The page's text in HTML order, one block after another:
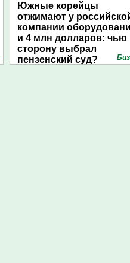
Южные корейцы
отжимают у
компании
и 4 млн долларов: чью
сторону выбрал
пензенский суд?